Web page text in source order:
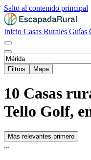
Salto al contenido principal
Inicio Casas Rurales Guías
Filtros
Mapa
10 Casas
Tello Golf,
Más relevantes primero
...